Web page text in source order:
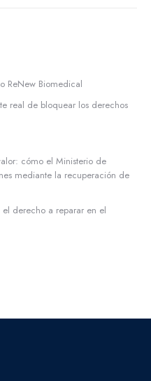
ReNew Biomedical
real de bloquear los derechos
cómo el Ministerio de
mediante la recuperación de
derecho a reparar en el